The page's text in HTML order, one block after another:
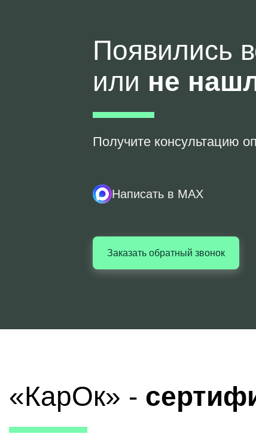
Появились
или не
Получите консультацию
Написать в MAX
Заказать обратный звонок
«КарОк» -